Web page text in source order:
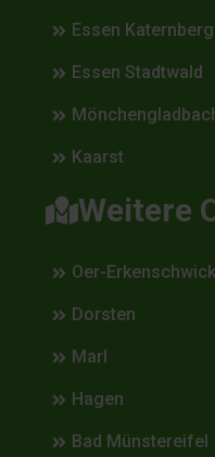
Essen Katernberg
Essen Stadtwald
Kaarst
Weitere
Oer-Erkenschwick
Dorsten
Marl
Hagen
Bad Münstereifel